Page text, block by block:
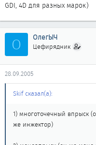
GDI, 4D для разных марок)
О ОлегЫЧ
Цефирядник
28.09.2005
Skif сказал(а):
1) многоточечный впрыск
же инжектор)